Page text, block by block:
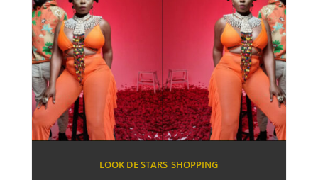
LOOK DE STARS SHOPPING